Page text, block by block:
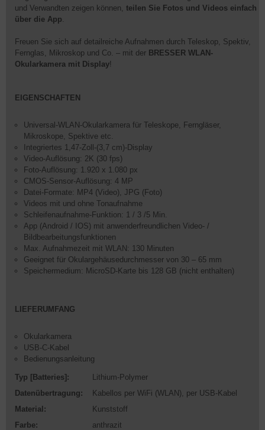
und Verwandten zeigen können, teilen Sie Fotos und Videos einfach
über die App.
Freuen Sie sich auf detailreiche Aufnahmen durch Teleskop, Spektiv,
Fernglas, Mikroskop und Co. – mit der BRESSER WLAN-
Okularkamera mit Display!
EIGENSCHAFTEN
Universal-WLAN-Okularkamera für Teleskope, Ferngläser,
Mikroskope, Spektive etc.
Integriertes 1,47-Zoll-(3,7 cm)-Display
Video-Auflösung: 2K (30 fps)
Foto-Auflösung: 1.920 x 1.080 px
CMOS-Sensor-Auflösung: 4 MP
Datei-Formate: MP4 (Video), JPG (Foto)
Videos mit und ohne Tonaufnahme
Schleifenaufnahme-Funktion: 1 / 3 /5 Min.
App (Android / IOS) mit anwenderfreundlichen Video- /
Bildbearbeitungsfunktionen
Max. Aufnahmezeit mit WLAN: 130 Minuten
Geeignet für Okulargehäusedurchmesser von 30 – 65 mm
Speichermedium: MicroSD-Karte bis 128 GB (nicht enthalten)
LIEFERUMFANG
Okularkamera
USB-C-Kabel
Bedienungsanleitung
Typ [Batteries]:
Lithium-Polymer
Datenübertragung:
Kabellos per WiFi (WLAN), per USB-Kabel
Material:
Kunststoff
Farbe:
anthrazit